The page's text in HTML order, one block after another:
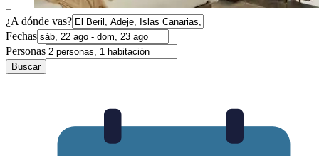
¿A dónde vas?
Fechas
Personas
Buscar